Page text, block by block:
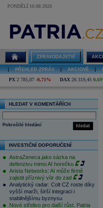
PONDĚLÍ 10.08.2026
ZPRAVODAJSTVÍ
PŘEHLED ZPRÁV AKCIOVÉ
PX 2 785,07 -0,71% DAX 26 319,45
HLEDAT V KOMENTÁŘÍCH
hledat
Pokročilé hledání
INVESTIČNÍ DOPORUČENÍ
AstraZeneca jako sázka na
defenzivu mimo AI horečku
Arista Networks: AI může firmě
zajistit příznivý vítr do zad
Analytický radar: Colt CZ roste díky
vyšší marži, širší integraci i
stabilnějšímu byznysu
Nové střelivo pro další růst. Patria